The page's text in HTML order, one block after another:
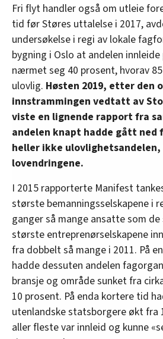
Fri flyt handler også om utleie
tid før Støres uttalelse i 2017,
undersøkelse i regi av lokale
bygning i Oslo at andelen
nærmet seg 40 prosent, hvorav
ulovlig. Høsten 2019, etter den
innstrammingen vedtatt av
viste en lignende rapport fra
andelen knapt hadde gått ned
heller ikke
lovendringene.
I 2015 rapporterte Manifest
største bemanningsselskapene i
ganger så mange ansatte som
største entreprenørselskapene
fra dobbelt så mange i 2011. På
hadde dessuten andelen
bransje og område sunket fra
10 prosent. På enda kortere tid
utenlandske statsborgere økt fra
aller fleste var innleid og kunne